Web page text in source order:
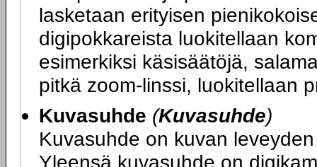
lasketaan erityisen
digipokkareista luokitellaan
esimerkiksi käsisäätöjä,
pitkä zoom-linssi, luokitellaan
Kuvasuhde (Kuvasuhde)
Kuvasuhde on kuvan
Yleensä kuvasuhde on